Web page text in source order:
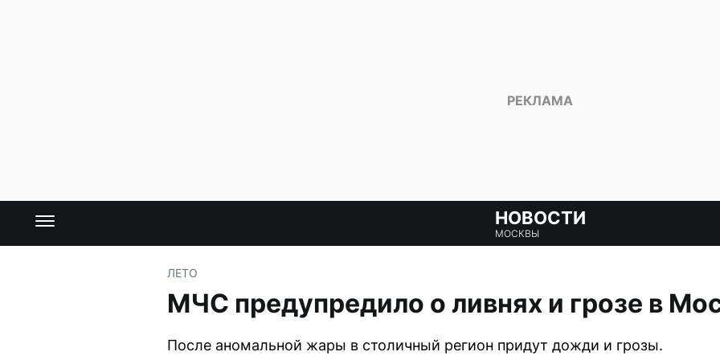
НОВОСТИ
МОСКВЫ
ЛЕТО
МЧС предупредило о ливнях и грозе в
После аномальной жары в столичный регион придут дожди и грозы.